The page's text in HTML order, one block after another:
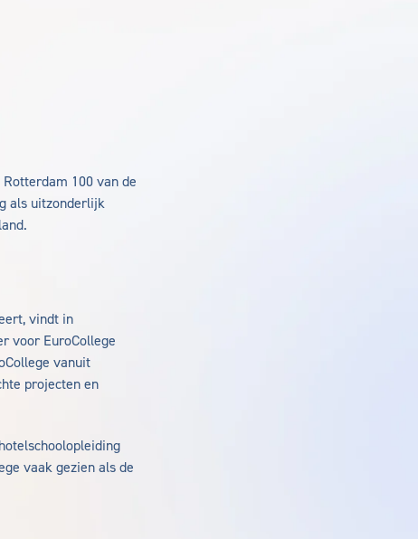
100 van de
als uitzonderlijk
vindt in
voor EuroCollege
vanuit
projecten en
vaak gezien als de